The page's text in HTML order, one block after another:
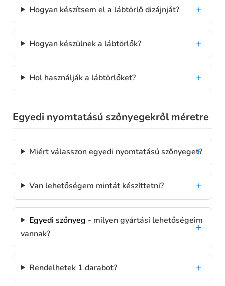
Hogyan készítsem el a lábtörlő dizájnját?
Hogyan készülnek a lábtörlők?
Hol használják a lábtörlőket?
Egyedi nyomtatású szőnyegekről méretre
Miért válasszon egyedi nyomtatású szőnyeget?
Van lehetőségem mintát készíttetni?
Egyedi szőnyeg - milyen gyártási lehetőségeim
vannak?
Rendelhetek 1 darabot?